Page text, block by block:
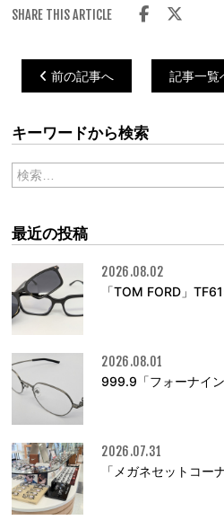
SHARE THIS ARTICLE
前の記事へ 記事一覧
キーワードから検索
最近の投稿
2026.08.02
「TOM FORD」
2026.08.01
999.9「フォーナイ
2026.07.31
「メガネセットコー